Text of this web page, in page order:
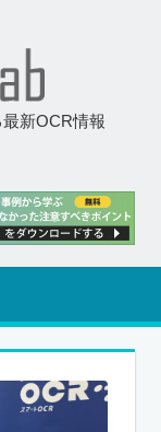
新OCR情報